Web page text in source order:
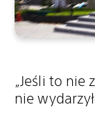
„Jeśli to nie
nie